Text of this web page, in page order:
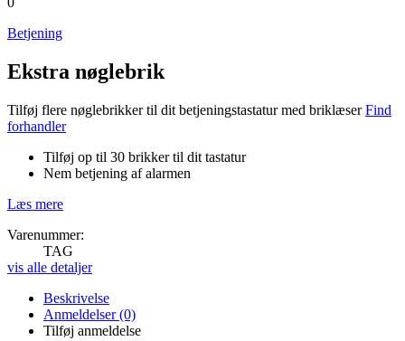
Betjening
Ekstra nøglebrik
Tilføj flere nøglebrikker til dit betjeningstastatur med briklæserFind
forhandler
Tilføj op til 30 brikker til dit tastatur
Nem betjening af alarmen
Læs mere
Varenummer:
TAG
vis alle detaljer
Beskrivelse
Anmeldelser (0)
Tilføj anmeldelse